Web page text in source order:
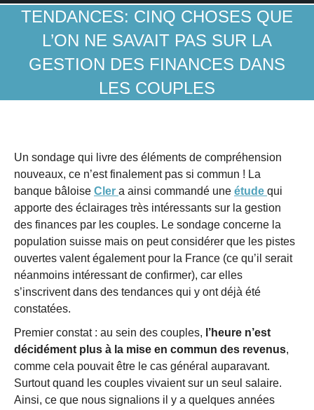
TENDANCES: CINQ CHOSES QUE
L’ON NE SAVAIT PAS SUR LA
GESTION DES FINANCES DANS
LES COUPLES
Un sondage qui livre des éléments de compréhension
nouveaux, ce n’est finalement pas si commun ! La
banque bâloise Cler a ainsi commandé une étude qui
apporte des éclairages très intéressants sur la gestion
des finances par les couples. Le sondage concerne la
population suisse mais on peut considérer que les pistes
ouvertes valent également pour la France (ce qu’il serait
néanmoins intéressant de confirmer), car elles
s’inscrivent dans des tendances qui y ont déjà été
constatées.
Premier constat : au sein des couples, l’heure n’est
décidément plus à la mise en commun des revenus,
comme cela pouvait être le cas général auparavant.
Surtout quand les couples vivaient sur un seul salaire.
Ainsi, ce que nous signalions il y a quelques années